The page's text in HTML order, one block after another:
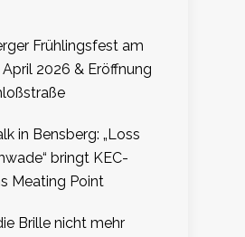
Frühlingsfest am
April 2026 & Eröffnung
in Bensberg: „Loss
bringt KEC-
Meating Point
Brille nicht mehr